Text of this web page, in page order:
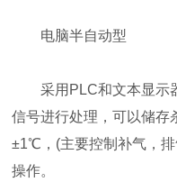
电脑半自动型
采用PLC和文本显示
信号进行处理，可以储存
±1℃，(主要控制补气，
操作。